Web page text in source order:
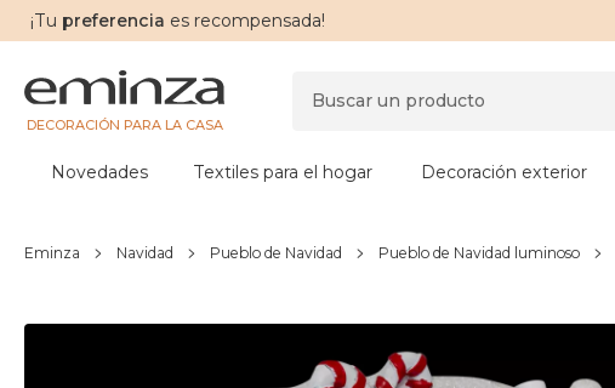
¡Tu preferencia es recompensada!
DECORACIÓN PARA LA CASA
Novedades Textiles para el hogar Decoración exterior
Eminza Navidad Pueblo de Navidad Pueblo de Navidad luminoso